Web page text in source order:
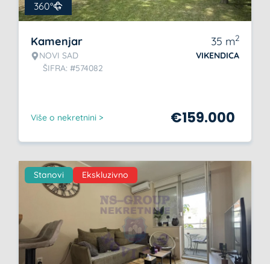
360°
Kamenjar
NOVI SAD
ŠIFRA: #574082
35 m2
VIKENDICA
Više o nekretnini > €159.000
Stanovi Ekskluzivno